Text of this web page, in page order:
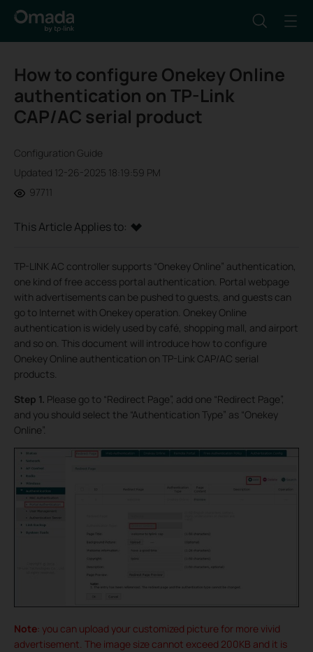
How to configure Onekey Online
authentication on TP-Link
CAP/AC serial product
Configuration Guide
Updated 12-26-2025 18:19:59 PM
97711
This Article Applies to:
TP-LINK AC controller supports “Onekey Online” authentication,
one kind of free access portal authentication. Portal webpage
with advertisements can be pushed to guests, and guests can
go to Internet with Onekey operation. Onekey Online
authentication is widely used by café, shopping mall, and airport
and so on. This document will introduce how to configure
Onekey Online authentication on TP-Link CAP/AC serial
products.
Step 1. Please go to “Redirect Page”, add one “Redirect Page”,
and you should select the “Authentication Type” as “Onekey
Online”.
Note: you can upload your customized picture for more vivid
advertisement. The image size cannot exceed 200KB and it is